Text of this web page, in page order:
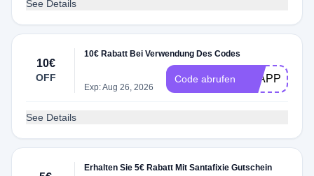
See Details
10€
OFF
10€ Rabatt Bei Verwendung Des Codes
Exp: Aug 26, 2026
Code abrufen SLAPPER
See Details
Erhalten Sie 5€ Rabatt Mit Santafixie Gutschein